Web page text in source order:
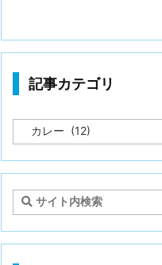
記事カテゴリ
事
テ
リ